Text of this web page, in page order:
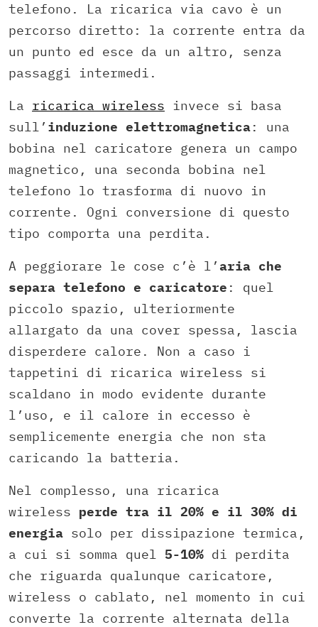
telefono. La ricarica via cavo è un
percorso diretto: la corrente entra da
un punto ed esce da un altro, senza
passaggi intermedi.
La ricarica wireless invece si basa
sull’ induzione elettromagnetica: una
bobina nel caricatore genera un campo
magnetico, una seconda bobina nel
telefono lo trasforma di nuovo in
corrente. Ogni conversione di questo
tipo comporta una perdita.
A peggiorare le cose c’è l’ aria che
separa telefono e caricatore : quel
piccolo spazio, ulteriormente
allargato da una cover spessa, lascia
disperdere calore. Non a caso i
tappetini di ricarica wireless si
scaldano in modo evidente durante
l’uso, e il calore in eccesso è
semplicemente energia che non sta
caricando la batteria.
Nel complesso, una ricarica
wireless perde tra il 20% e il 30% di
energia solo per dissipazione termica,
a cui si somma quel 5-10% di perdita
che riguarda qualunque caricatore,
wireless o cablato, nel momento in cui
converte la corrente alternata della